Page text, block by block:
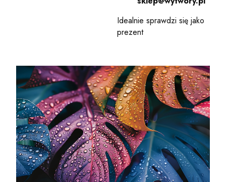
Idealnie sprawdzi się jako
prezent